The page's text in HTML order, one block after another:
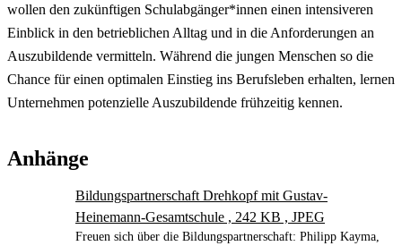
wollen den zukünftigen Schulabgänger*innen einen intensiveren
Einblick in den betrieblichen Alltag und in die Anforderungen an
Auszubildende vermitteln. Während die jungen Menschen so die
Chance für einen optimalen Einstieg ins Berufsleben erhalten, lernen
Unternehmen potenzielle Auszubildende frühzeitig kennen.
Anhänge
Bildungspartnerschaft Drehkopf mit Gustav-
Heinemann-Gesamtschule , 242 KB , JPEG
Freuen sich über die Bildungspartnerschaft: Philipp Kayma,